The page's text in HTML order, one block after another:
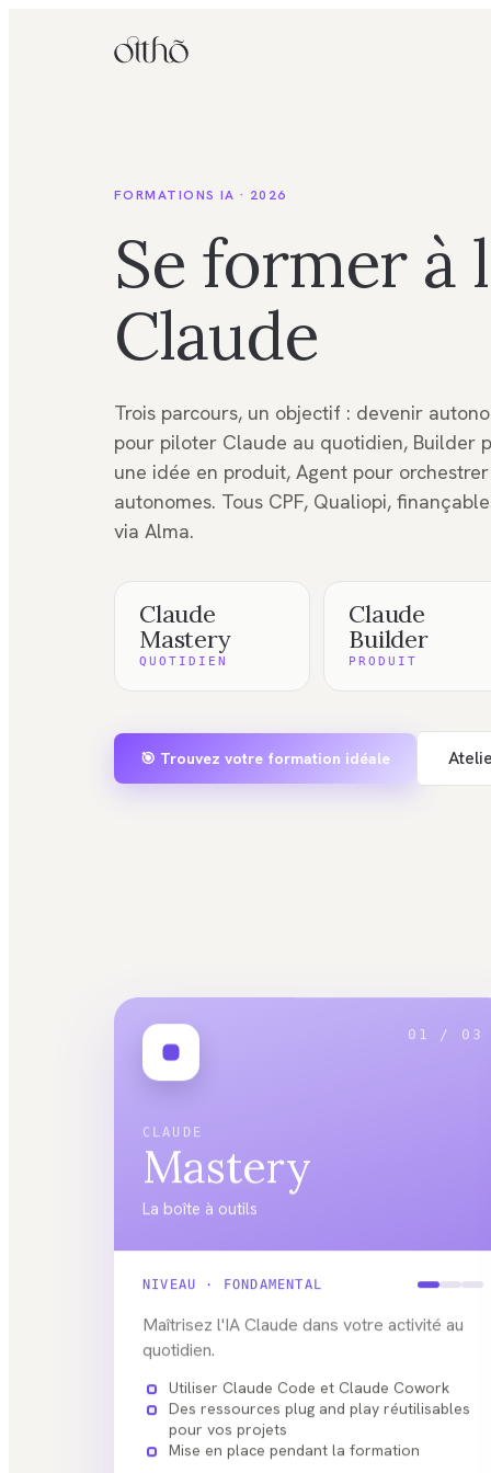
FORMATIONS IA · 2026
Se former à
Claude
Trois parcours, un objectif : devenir
pour piloter Claude au quotidien, Builder
une idée en produit, Agent pour
autonomes. Tous CPF, Qualiopi,
via Alma.
Claude
Mastery
QUOTIDIEN
Claude
Builder
PRODUIT
🎯 Trouvez votre formation idéale
01 / 03
CLAUDE
Mastery
La boîte à outils
NIVEAU · FONDAMENTAL
Maîtrisez l'IA Claude dans votre activité au
quotidien.
Utiliser Claude Code et Claude Cowork
Des ressources plug and play réutilisables
pour vos projets
Mise en place pendant la formation